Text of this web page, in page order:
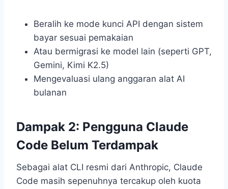
Beralih ke mode kunci API dengan sistem
bayar sesuai pemakaian
Atau bermigrasi ke model lain (seperti GPT,
Gemini, Kimi K2.5)
Mengevaluasi ulang anggaran alat AI
bulanan
Dampak 2: Pengguna Claude
Code Belum Terdampak
Sebagai alat CLI resmi dari Anthropic, Claude
Code masih sepenuhnya tercakup oleh kuota